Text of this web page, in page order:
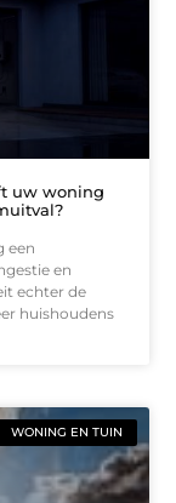
uw woning
een
en
echter de
huishoudens
WONING EN TUIN